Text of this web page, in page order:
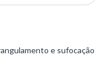
e sufocação